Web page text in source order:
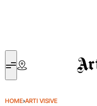
HOME›ARTI VISIVE